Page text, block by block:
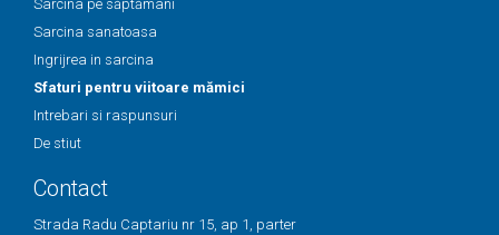
Sarcina pe săptămani
Sarcina sanatoasa
Ingrijrea in sarcina
Sfaturi pentru viitoare mămici
Intrebari si raspunsuri
De stiut
Contact
Strada Radu Captariu nr 15, ap 1, parter